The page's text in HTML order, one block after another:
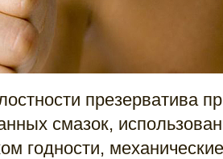
презерватива
смазок,
годности,